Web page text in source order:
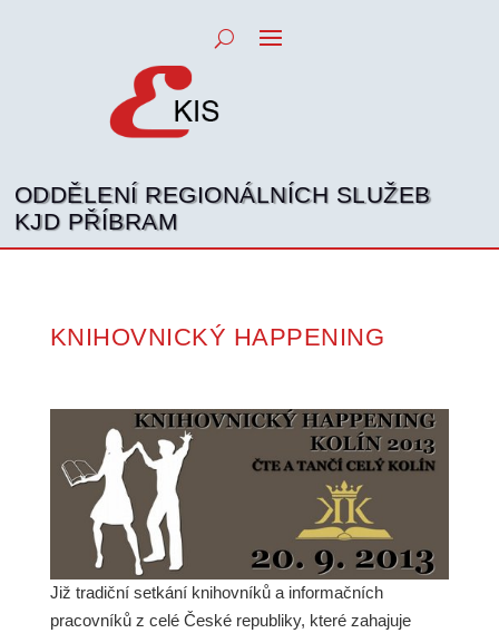
ODDĚLENÍ REGIONÁLNÍCH SLUŽEB
KJD PŘÍBRAM
KNIHOVNICKÝ HAPPENING
Již tradiční setkání knihovníků a informačních
pracovníků z celé České republiky, které zahajuje